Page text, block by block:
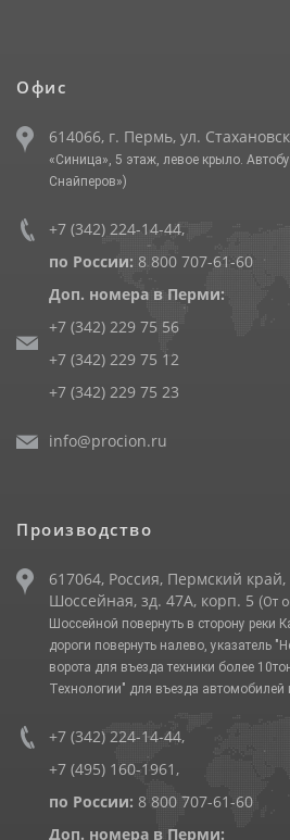
Офис
614066, г. Пермь, ул.
«Синица», 5 этаж, левое крыло.
Снайперов»)
+7 (342) 224-14-44,
по России: 8 800 707-61-60
Доп. номера в Перми:
+7 (342) 229 75 56
+7 (342) 229 75 12
+7 (342) 229 75 23
info@procion.ru
Производство
617064, Россия, Пермский край,
Шоссейная, зд. 47А, корп. 5 (От
Шоссейной повернуть в сторону реки
дороги повернуть налево, указатель
ворота для въезда техники более
Технологии" для въезда автомобилей
+7 (342) 224-14-44,
+7 (495) 160-1961 ,
по России: 8 800 707-61-60
Доп. номера в Перми: